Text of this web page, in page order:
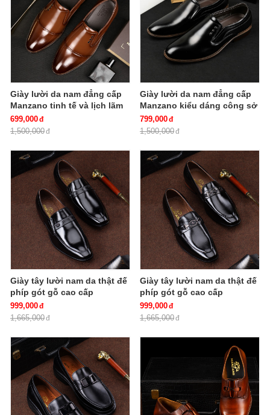
Giày lười da nam đẳng cấp
Manzano tinh tế và lịch lãm
phù hợp cho quý ông công
sở hiện đại M66692
699,000
1,500,000
Giày lười da nam đẳng cấp
Manzano kiểu dáng công sở
nam tính lịch lãm M66656
799,000
1,500,000
Giày tây lười nam da thật đế
phíp gót gỗ cao cấp
Manzano M66270
999,000
1,665,000
Giày tây lười nam da thật đế
phíp gót gỗ cao cấp
Manzano M66272
999,000
1,665,000